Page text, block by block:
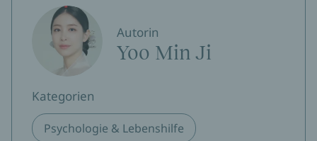
Autorin
Yoo Min Ji
Kategorien
Psychologie & Lebenshilfe